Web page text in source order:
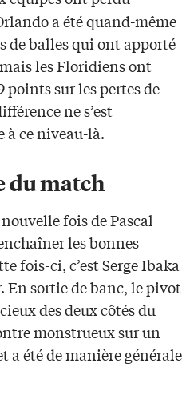
a été quand-même
de balles qui ont apporté
les Floridiens ont
sur les pertes de
ne s’est
ce niveau-là.
du match
fois de Pascal
les bonnes
fois-ci, c’est Serge Ibaka
En sortie de banc, le pivot
des deux côtés du
monstrueux sur un
a été de manière générale